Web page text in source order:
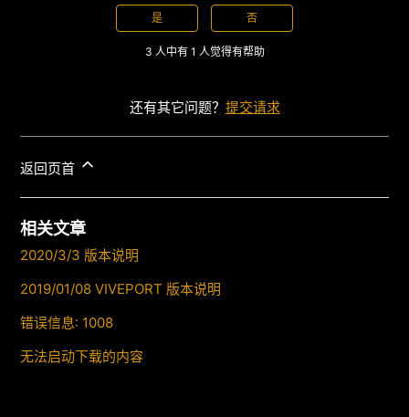
是 否
3 人中有 1 人觉得有帮助
还有其它问题？ 提交请求
返回页首
相关文章
2020/3/3 版本说明
2019/01/08 VIVEPORT 版本说明
错误信息: 1008
无法启动下载的内容